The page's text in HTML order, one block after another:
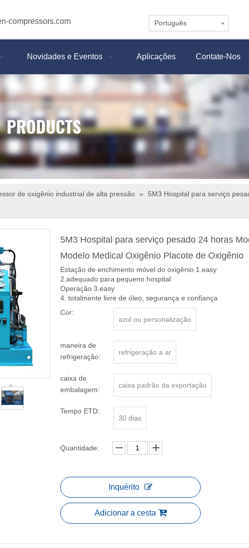
compressors.com Português
Novidades e Eventos Aplicações Contate-Nos
de oxigênio industrial de alta pressão »
5M3 Hospital para serviço
5M3 Hospital para serviço pesado 24 horas
Modelo Medical Oxigênio Placote de Oxigênio
Estação de enchimento móvel do oxigênio 1.easy
2.adequado para pequeno hospital
Operação 3.easy
4. totalmente livre de óleo, segurança e confiança
Cor:
azul ou personalização
maneira de
refrigeração:
refrigeração a ar
caixa de
embalagem:
caixa padrão da exportação
Tempo ETD:
30 dias
Quantidade:
Inquérito
Adicionar a cesta